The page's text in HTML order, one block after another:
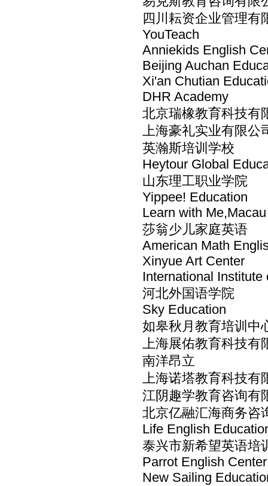
四川耘资企业管理有
YouTeach
Anniekids English
Beijing Auchan
Xi'an Chutian
DHR Academy
北京瑞橡教育科技有
上海豪礼实业有限公
英瀚斯培训学校
Heytour Global
山东理工职业学院
Yippee! Education
Learn with Me,Macau
莎翁少儿家庭英语
American Math
Xinyue Art Center
International Institute
河北外国语学院
Sky Education
如皋秋月教育培训中
上海展佑教育科技有
南洋昂立
上海诺塔教育科技有
江阴趣学教育咨询有
北京亿融汇海商务咨
Life English
泰兴市新希望英语培
Parrot English
New Sailing